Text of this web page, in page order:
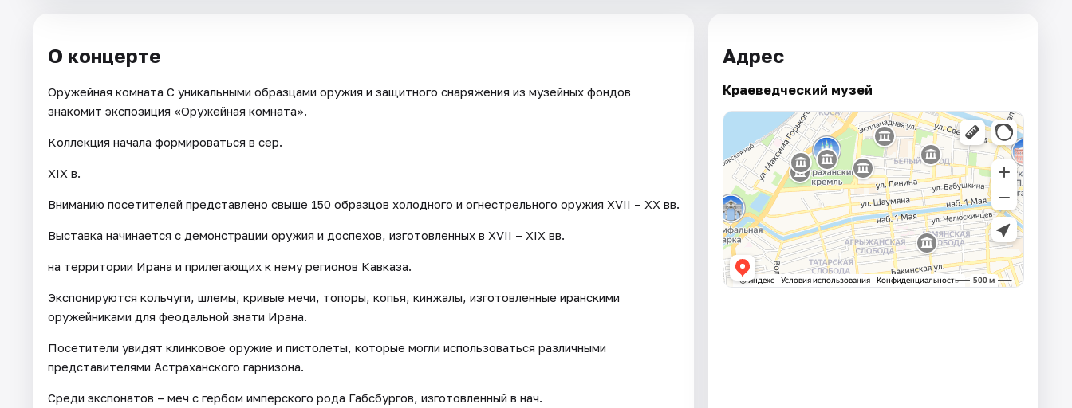
О концерте
Оружейная комната С уникальными образцами оружия и защитного снаряжения из музейных фондов
знакомит экспозиция «Оружейная комната».
Коллекция начала формироваться в сер.
XIX в.
Вниманию посетителей представлено свыше 150 образцов холодного и огнестрельного оружия XVII – XX вв.
Выставка начинается с демонстрации оружия и доспехов, изготовленных в XVII – XIX вв.
на территории Ирана и прилегающих к нему регионов Кавказа.
Экспонируются кольчуги, шлемы, кривые мечи, топоры, копья, кинжалы, изготовленные иранскими
оружейниками для феодальной знати Ирана.
Посетители увидят клинковое оружие и пистолеты, которые могли использоваться различными
представителями Астраханского гарнизона.
Среди экспонатов – меч с гербом имперского рода Габсбургов, изготовленный в нач.
Адрес
Краеведческий музей